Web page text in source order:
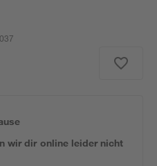
wir dir online leider nicht